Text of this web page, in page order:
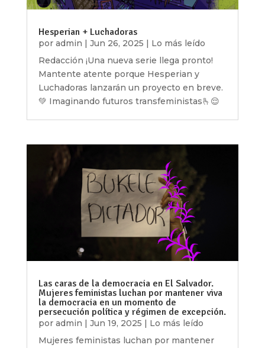
Hesperian + Luchadoras
por admin | Jun 26, 2025 | Lo más leído
Redacción ¡Una nueva serie llega pronto!
Mantente atente porque Hesperian y
Luchadoras lanzarán un proyecto en breve.
💚 Imaginando futuros transfeministas🫰😌
Las caras de la democracia en El Salvador.
Mujeres feministas luchan por mantener viva
la democracia en un momento de
persecución política y régimen de excepción.
por admin | Jun 19, 2025 | Lo más leído
Mujeres feministas luchan por mantener